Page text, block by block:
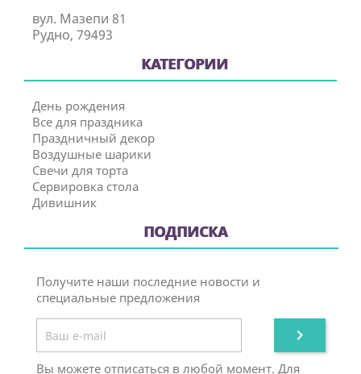
вул. Мазепи 81
Рудно, 79493
КАТЕГОРИИ
День рождения
Все для праздника
Праздничный декор
Воздушные шарики
Свечи для торта
Сервировка стола
Дивишник
ПОДПИСКА
Получите наши последние новости и
специальные предложения

Вы можете отписаться в любой момент. Для